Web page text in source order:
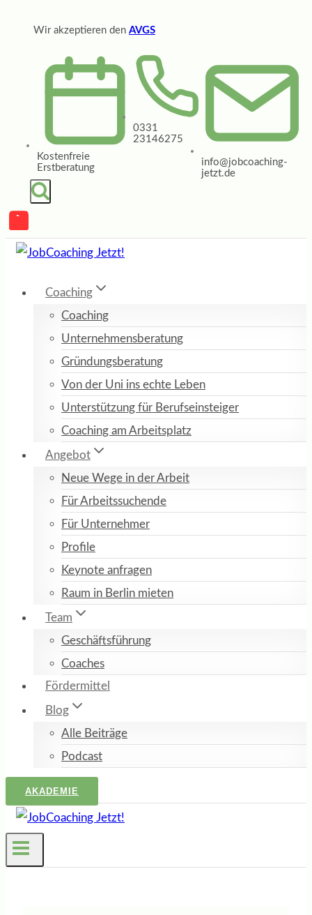
Wir akzeptieren den AVGS
Kostenfreie
Erstberatung
0331
23146275
info@jobcoaching-
jetzt.de
Coaching
Coaching
Unternehmensberatung
Gründungsberatung
Von der Uni ins echte Leben
Unterstützung für Berufseinsteiger
Coaching am Arbeitsplatz
Angebot
Neue Wege in der Arbeit
Für Arbeitssuchende
Für Unternehmer
Profile
Keynote anfragen
Raum in Berlin mieten
Team
Geschäftsführung
Coaches
Fördermittel
Blog
Alle Beiträge
Podcast
AKADEMIE